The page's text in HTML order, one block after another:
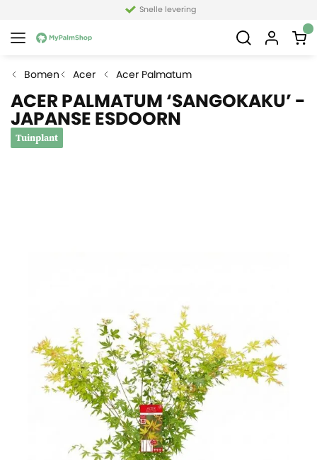
Snelle levering
Bomen Acer Acer Palmatum
ACER PALMATUM ‘SANGOKAKU’ -
JAPANSE ESDOORN
Tuinplant